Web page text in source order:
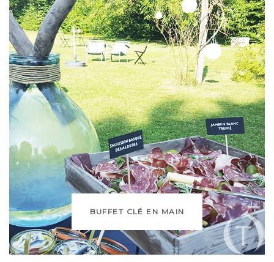
BUFFET CLÉ EN MAIN